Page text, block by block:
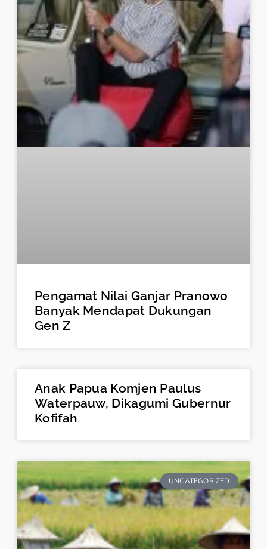
Pengamat Nilai Ganjar Pranowo
Banyak Mendapat Dukungan
Gen Z
Anak Papua Komjen Paulus
Waterpauw, Dikagumi Gubernur
Kofifah
UNCATEGORIZED